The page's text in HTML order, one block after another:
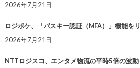
2026年7月21日
ロジポケ、「パスキー認証（MFA）」機能を
2026年7月21日
NTTロジスコ、エンタメ物流の平時5倍の波